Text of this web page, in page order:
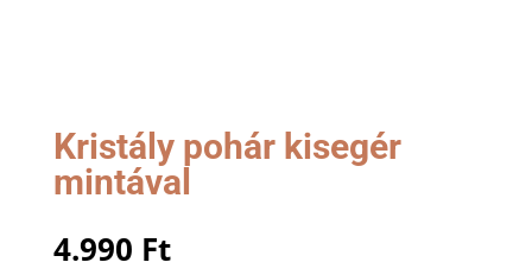
Kristály pohár kisegér
mintával
4.990 Ft